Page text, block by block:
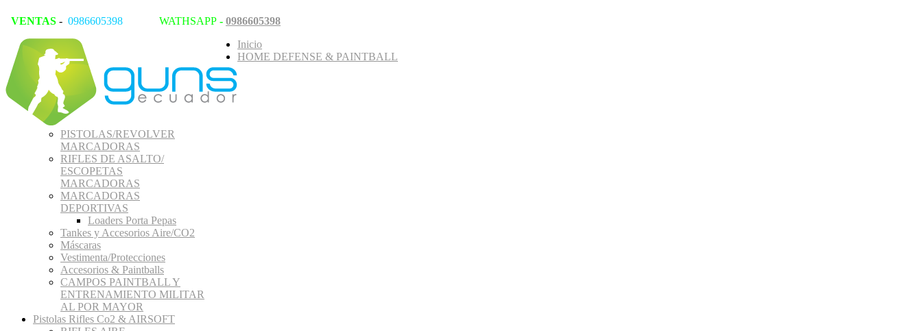
VENTAS - 0986605398 WATHSAPP - 0986605398
Inicio
HOME DEFENSE & PAINTBALL
PISTOLAS/REVOLVER
MARCADORAS
RIFLES DE ASALTO/
ESCOPETAS
MARCADORAS
MARCADORAS
DEPORTIVAS
Loaders Porta Pepas
Tankes y Accesorios Aire/CO2
Máscaras
Vestimenta/Protecciones
Accesorios & Paintballs
CAMPOS PAINTBALL Y
ENTRENAMIENTO MILITAR
AL POR MAYOR
Pistolas Rifles Co2 & AIRSOFT